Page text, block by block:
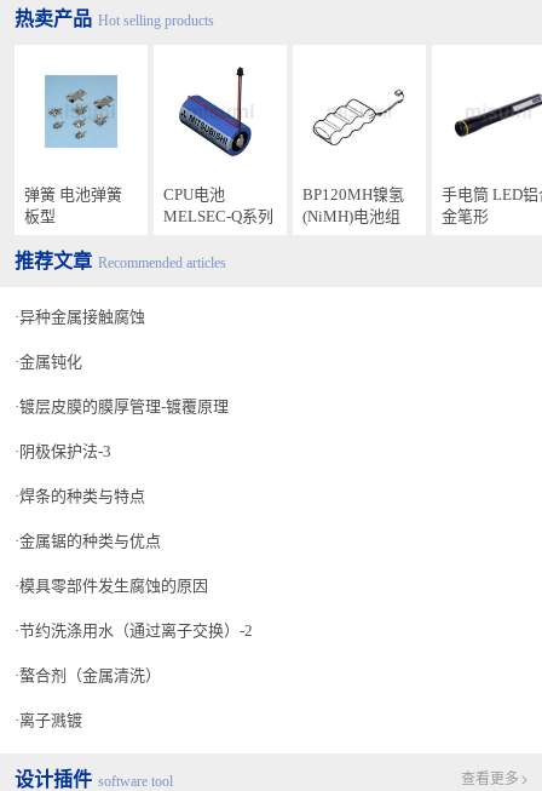
热卖产品 Hot selling products
弹簧 电池弹簧
板型
CPU电池
MELSEC-Q系列
BP120MH镍氢
(NiMH)电池组
手电筒 LED铝
金笔形
推荐文章 Recommended articles
异种金属接触腐蚀
金属钝化
镀层皮膜的膜厚管理-镀覆原理
阴极保护法-3
焊条的种类与特点
金属锯的种类与优点
模具零部件发生腐蚀的原因
节约洗涤用水（通过离子交换）-2
螯合剂（金属清洗）
离子溅镀
设计插件 software tool 查看更多